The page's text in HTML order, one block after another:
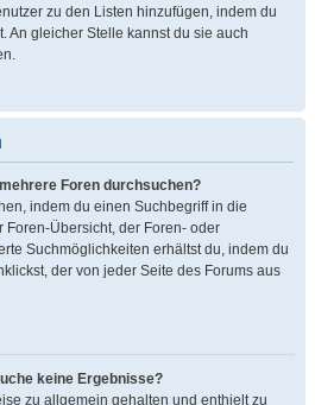
zu den Listen hinzufügen, indem du
An gleicher Stelle kannst du sie auch
Foren durchsuchen?
indem du einen Suchbegriff in die
Übersicht, der Foren- oder
Suchmöglichkeiten erhältst du, indem du
der von jeder Seite des Forums aus
keine Ergebnisse?
zu allgemein gehalten und enthielt zu